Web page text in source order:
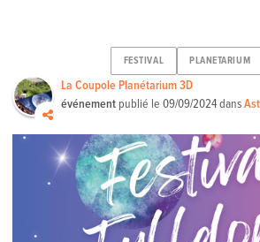
FESTIVAL PLANETARIUM
La Coupole Planétarium 3D
événement publié le09/09/2024dans